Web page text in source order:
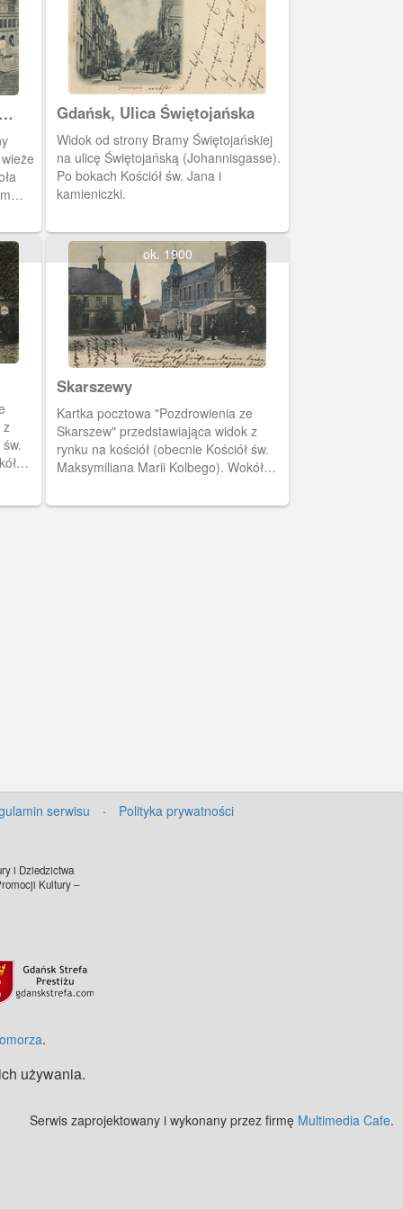
z
Gdańsk, Ulica Świętojańska
Widok od strony Bramy Świętojańskiej
na ulicę Świętojańską (Johannisgasse).
Po bokach Kościół św. Jana i
kamieniczki.
z
ok. 1900
Skarszewy
Kartka pocztowa "Pozdrowienia ze
Skarszew" przedstawiająca widok z
rynku na kościół (obecnie Kościół św.
Maksymiliana Marii Kolbego). Wokół
kamieniczki.
serwisu · Polityka prywatności
i Dziedzictwa
Kultury –
.
używania.
Serwis zaprojektowany i wykonany przez firmę Multimedia Cafe.